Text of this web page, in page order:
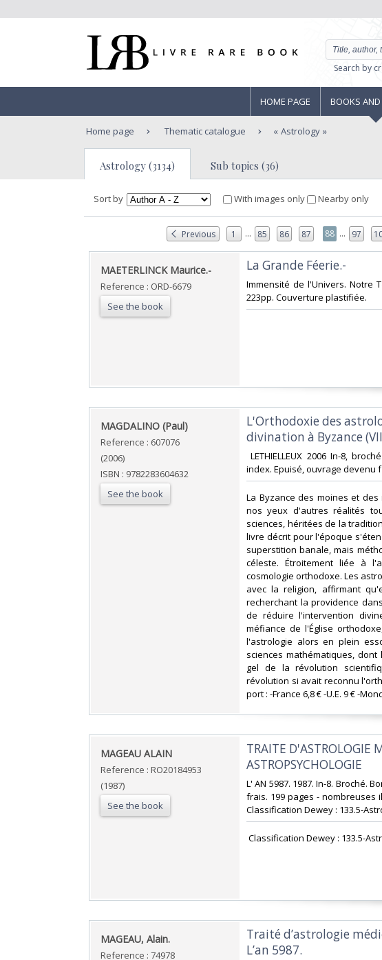
Search by
HOME PAGE BOOKS
Home page Thematic catalogue Astrology
Astrology (3134) Sub topics (36)
Sort by With images only Nearby only
Previous 1 ... 85 86 87 88 ... 97
‎MAETERLINCK Maurice.-‎
Reference : ORD-6679
See the book
‎La Grande Féerie.-‎
‎Immensité de l'Univers. Notre
223pp. Couverture plastifiée.‎
‎MAGDALINO (Paul)‎
Reference : 607076
(2006)
ISBN : 9782283604632
See the book
‎L'Orthodoxie des
divination à Byzance
LETHIELLEUX 2006 In-8,
index. Epuisé, ouvrage devenu
‎La Byzance des moines et
nos yeux d'autres réalités
sciences, héritées de la
livre décrit pour l'époque
superstition banale, mais
céleste. Étroitement liée à
cosmologie orthodoxe. Les
avec la religion, affirmant
recherchant la providence
de réduire l'intervention
méfiance de l'Église
l'astrologie alors en plein
sciences mathématiques,
gel de la révolution
révolution si avait reconnu
port : -France 6,8 € -U.E. 9 € -
‎MAGEAU ALAIN‎
Reference : RO20184953
(1987)
See the book
‎TRAITE D'ASTROLOGIE
ASTROPSYCHOLOGIE‎
‎L' AN 5987. 1987. In-8. Broché.
frais. 199 pages - nombreuses
Classification Dewey : 133.5-
Classification Dewey : 133.5-
‎MAGEAU, Alain.‎
Reference : 74978
‎Traité d’astrologie
L’an 5987.‎